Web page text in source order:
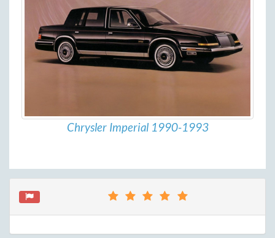
Chrysler Imperial 1990-1993